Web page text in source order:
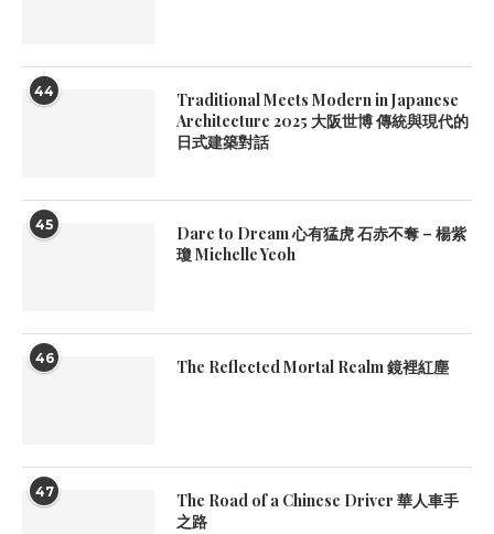
44
Traditional Meets Modern in Japanese
Architecture 2025 大阪世博 傳統與現代的
日式建築對話
45
Dare to Dream 心有猛虎 石赤不奪 – 楊紫
瓊 Michelle Yeoh
46 The Reflected Mortal Realm 鏡裡紅塵
47
The Road of a Chinese Driver 華人車手
之路